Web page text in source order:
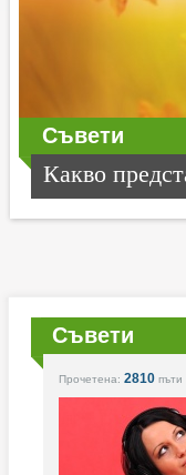
Съвети
Какво
Съвети
Прочетена: 2810 пъти